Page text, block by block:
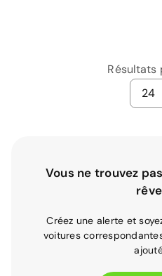
Résultats
24
Vous ne trouvez
Créez une alerte et
voitures